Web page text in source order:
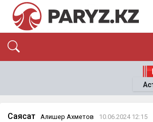
ЭКОНОМИКА
ОҚИҒА
Саясат Алишер Ахметов 10.06.2024 12:15